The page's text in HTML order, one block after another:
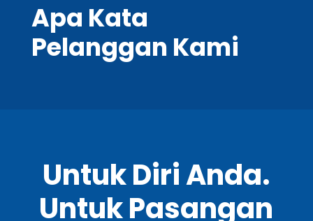
Apa Kata
Pelanggan Kami
Untuk Diri Anda.
Untuk Pasangan